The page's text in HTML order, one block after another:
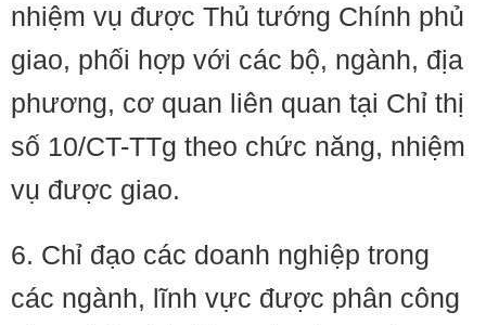
nhiệm vụ được Thủ tướng Chính phủ
giao, phối hợp với các bộ, ngành, địa
phương, cơ quan liên quan tại Chỉ thị
số 10/CT-TTg theo chức năng, nhiệm
vụ được giao.
6. Chỉ đạo các doanh nghiệp trong
các ngành, lĩnh vực được phân công